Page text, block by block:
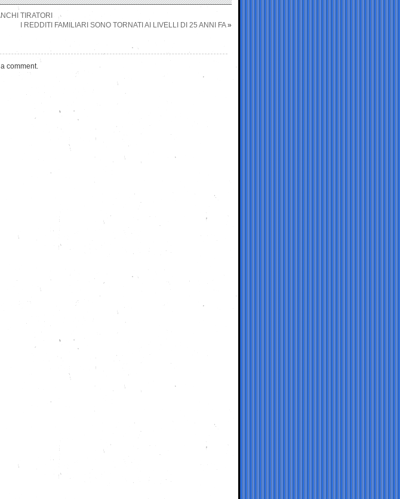
TIRATORI
I REDDITI FAMILIARI SONO TORNATI AI LIVELLI DI 25 ANNI FA»
comment.